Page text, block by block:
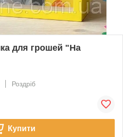
для грошей "На
Роздріб
Купити